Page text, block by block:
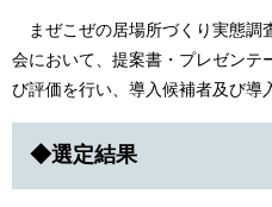
まぜこぜの居場所づくり実態調
会において、提案書・プレゼンテ
び評価を行い、導入候補者及び導
◆選定結果